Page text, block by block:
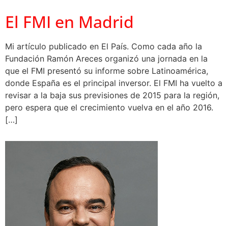
El FMI en Madrid
Mi artículo publicado en El País. Como cada año la
Fundación Ramón Areces organizó una jornada en la
que el FMI presentó su informe sobre Latinoamérica,
donde España es el principal inversor. El FMI ha vuelto a
revisar a la baja sus previsiones de 2015 para la región,
pero espera que el crecimiento vuelva en el año 2016.
[…]